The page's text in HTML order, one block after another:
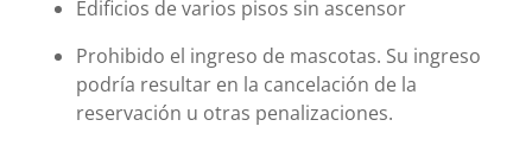
Edificios de varios pisos sin ascensor
Prohibido el ingreso de mascotas. Su ingreso
podría resultar en la cancelación de la
reservación u otras penalizaciones.